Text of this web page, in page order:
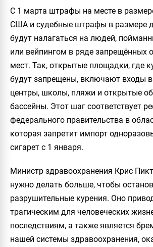
С 1 марта штрафы на месте в
США и судебные штрафы в размере
будут налагаться на людей,
или вейпингом в ряде запрещённых
мест. Так, открытые площадки, где
будут запрещены, включают входы
центры, школы, пляжи и открытые
бассейны. Этот шаг соответствует
федерального правительства в
которая запретит импорт
сигарет с 1 января.
Министр здравоохранения Крис
нужно делать больше, чтобы
разрушительные курения. Оно
трагическим для человеческих
последствиям, а также является
нашей системы здравоохранения,